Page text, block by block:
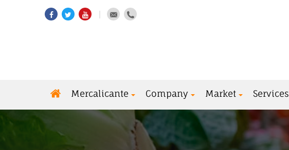
Mercalicante Company Market Services